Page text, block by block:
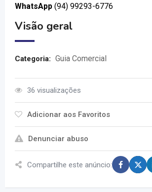
WhatsApp (94) 99293-6776
Visão geral
Categoria: Guia Comercial
36 visualizações
Adicionar aos Favoritos
Denunciar abuso
Compartilhe este anúncio: